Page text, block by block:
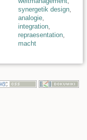
synergetik design,
analogie,
integration,
repraesentation,
macht